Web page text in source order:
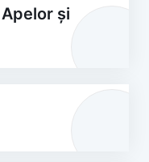
și